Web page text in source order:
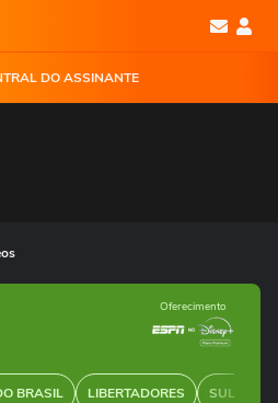
DO ASSINANTE
BRASIL LIBERTADORES SUL-
Oferecimento